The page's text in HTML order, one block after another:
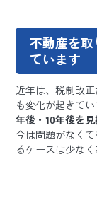
不動産を
ています
近年は、税制改
も変化が起きて
年後・10年後を
今は問題がなく
るケースは少なく